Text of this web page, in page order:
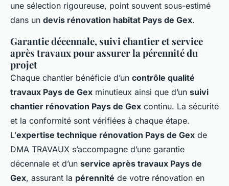
une sélection rigoureuse, point souvent sous-estimé
dans un devis rénovation habitat Pays de Gex.
Garantie décennale, suivi chantier et service
après travaux pour assurer la pérennité du
projet
Chaque chantier bénéficie d’un contrôle qualité
travaux Pays de Gex minutieux ainsi que d’un suivi
chantier rénovation Pays de Gex continu. La sécurité
et la conformité sont vérifiées à chaque étape.
L’expertise technique rénovation Pays de Gex de
DMA TRAVAUX s’accompagne d’une garantie
décennale et d’un service après travaux Pays de
Gex, assurant la pérennité de votre rénovation en